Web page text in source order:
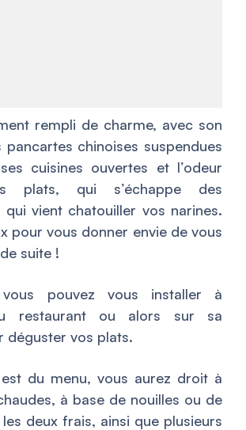
rempli de charme, avec son
pancartes chinoises suspendues
cuisines ouvertes et l’odeur
plats, qui s’échappe des
vient chatouiller vos narines.
pour vous donner envie de vous
suite !
pouvez vous installer à
restaurant ou alors sur sa
déguster vos plats.
du menu, vous aurez droit à
à base de nouilles ou de
deux frais, ainsi que plusieurs